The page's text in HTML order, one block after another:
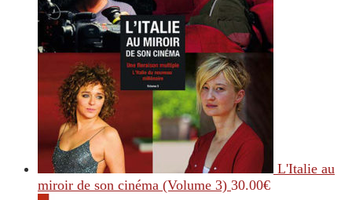
L'Italie au
miroir de son cinéma (Volume 3) 30.00€